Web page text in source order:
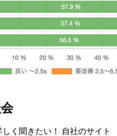
く聞きたい！ 自社のサイト